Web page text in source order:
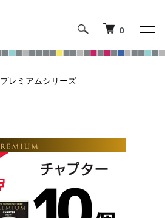
0
プレミアムシリーズ